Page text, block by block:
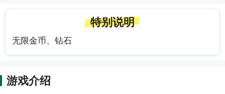
特别说明
无限金币、钻石
游戏介绍